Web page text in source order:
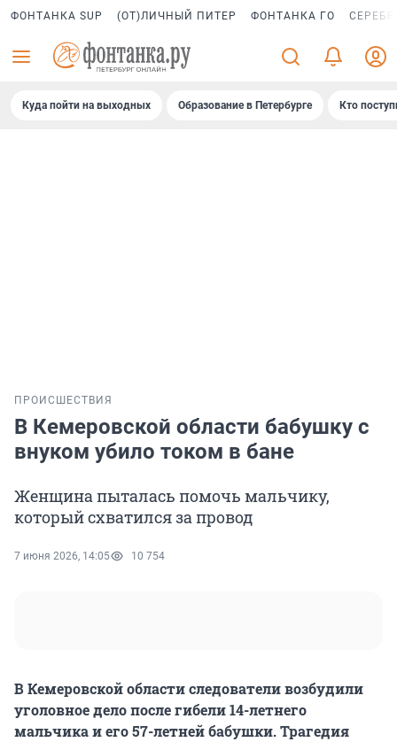
ФОНТАНКА SUP (ОТ)ЛИЧНЫЙ ПИТЕР ФОНТАНКА ГО
Куда пойти на выходных Образование в Петербурге Кто
ПРОИСШЕСТВИЯ
В Кемеровской области бабушку с
внуком убило током в бане
Женщина пыталась помочь мальчику,
который схватился за провод
7 июня 2026, 14:05 10 754
В Кемеровской области следователи возбудили
уголовное дело после гибели 14-летнего
мальчика и его 57-летней бабушки. Трагедия